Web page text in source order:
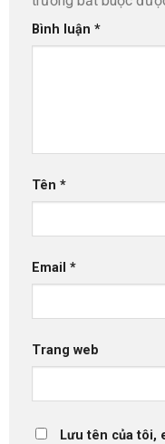
Bình luận *
Tên *
Email *
Trang web
Lưu tên của tôi,